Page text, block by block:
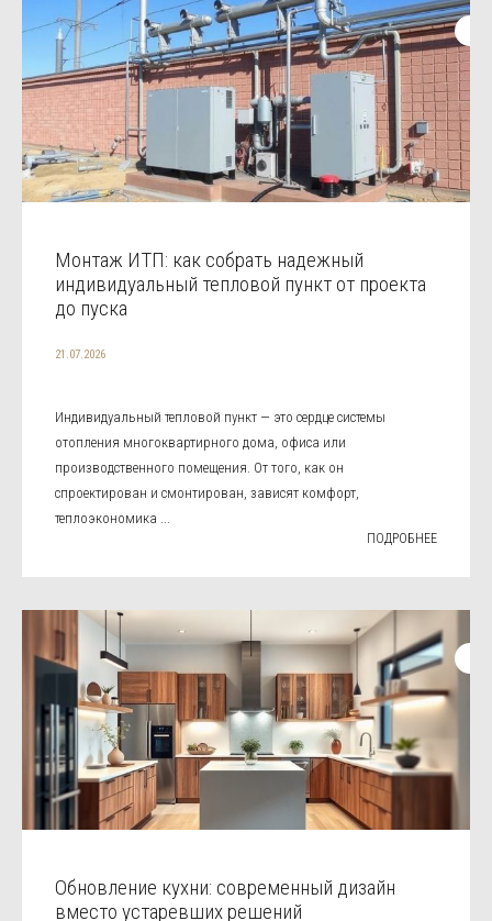
Монтаж ИТП: как собрать надежный
индивидуальный тепловой пункт от проекта
до пуска
21.07.2026
Индивидуальный тепловой пункт — это сердце системы
отопления многоквартирного дома, офиса или
производственного помещения. От того, как он
спроектирован и смонтирован, зависят комфорт,
теплоэкономика ...
ПОДРОБНЕЕ
Обновление кухни: современный дизайн
вместо устаревших решений